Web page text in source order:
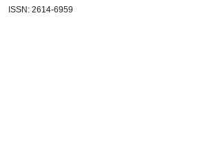
ISSN: 2614-6959